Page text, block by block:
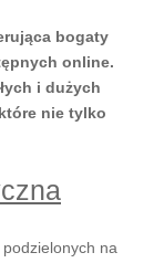
bogaty
online.
i dużych
nie tylko
na